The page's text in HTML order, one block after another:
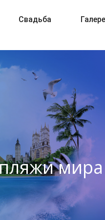
Свадьба
мира